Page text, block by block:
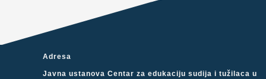
Adresa
Javna ustanova Centar za edukaciju sudija i tužilaca u